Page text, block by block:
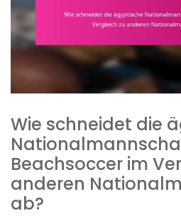
Wie schneidet die
Beachsoccer im
anderen
ab?